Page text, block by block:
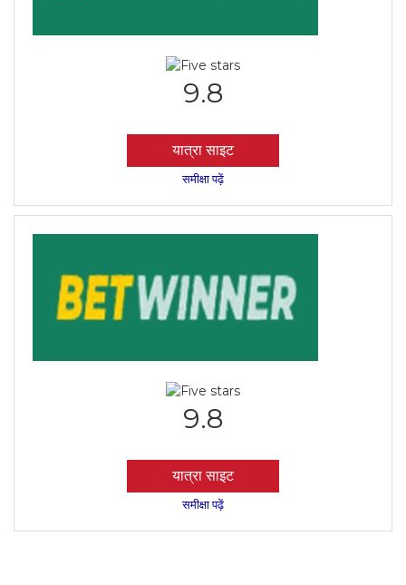
9.8
यात्रा साइट
समीक्षा पढ़ें
9.8
यात्रा साइट
समीक्षा पढ़ें